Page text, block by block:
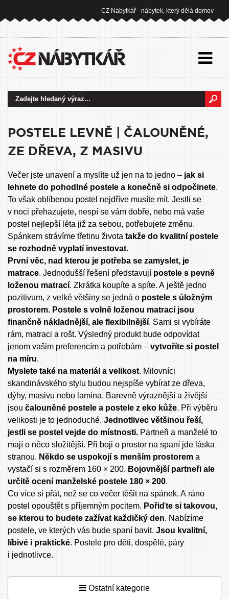
CZ Nábytkář - nábytek, který dělá domov
POSTELE LEVNĚ | ČALOUNĚNÉ,
ZE DŘEVA, Z MASIVU
Večer jste unavení a myslíte už jen na to jedno – jak si
lehnete do pohodlné postele a konečně si odpočinete.
To však oblíbenou postel nejdříve musíte mít. Jestli se
v noci přehazujete, nespí se vám dobře, nebo má vaše
postel nejlepší léta již za sebou, potřebujete změnu.
Spánkem strávíme třetinu života takže do kvalitní postele
se rozhodně vyplatí investovat.
První věc, nad kterou je potřeba se zamyslet, je
matrace. Jednodušší řešení představují postele s pevně
loženou matrací. Zkrátka koupíte a spíte. A ještě jedno
pozitivum, z velké většiny se jedná o postele s úložným
prostorem. Postele s volně loženou matrací jsou
finančně nákladnější, ale flexibilnější. Sami si vybíráte
rám, matraci a rošt. Výsledný produkt bude odpovídat
jenom vašim preferencím a potřebám – vytvoříte si postel
na míru.
Myslete také na materiál a velikost. Milovníci
skandinávského stylu budou nejspíše vybírat ze dřeva,
dýhy, masivu nebo lamina. Barevně výraznější a živější
jsou čalouněné postele a postele z eko kůže. Při výběru
velikosti je to jednoduché. Jednotlivec většinou řeší,
jestli se postel vejde do místnosti. Partneři a manželé to
mají o něco složitější. Při boji o prostor na spaní jde láska
stranou. Někdo se uspokojí s menším prostorem a
vystačí si s rozměrem 160 × 200. Bojovnější partneři ale
určitě ocení manželské postele 180 × 200.
Co více si přát, než se co večer těšit na spánek. A ráno
postel opouštět s příjemným pocitem. Pořiďte si takovou,
se kterou to budete zažívat každičký den. Nabízíme
postele, ve kterých vás bude spaní bavit. Jsou kvalitní,
líbivé i praktické. Postele pro děti, dospělé, páry
i jednotlivce.
Ostatní kategorie